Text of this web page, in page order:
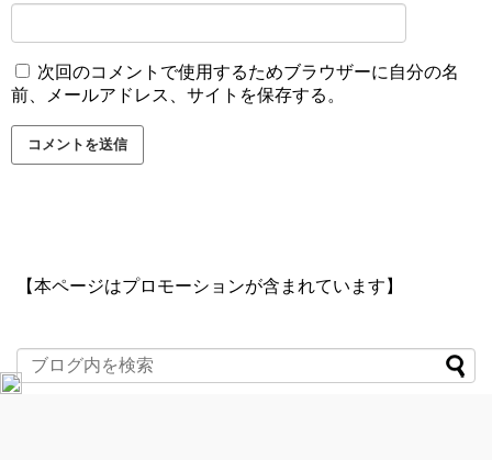
次回のコメントで使用するためブラウザーに自分の名
前、メールアドレス、サイトを保存する。
【本ページはプロモーションが含まれています】